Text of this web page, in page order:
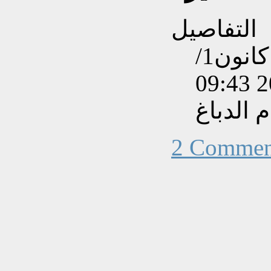
التفاصيل
تم إنشاءه بتاريخ الأحد, 01 كانون1/
2